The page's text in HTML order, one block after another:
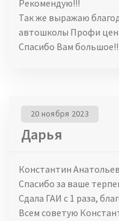
Рекомендую!!!
Так же выражаю
автошколы Профи
Спасибо Вам
Дарья
20 ноября 2023
Константин
Спасибо за ваше
Сдала ГАИ с 1 раза,
Всем советую